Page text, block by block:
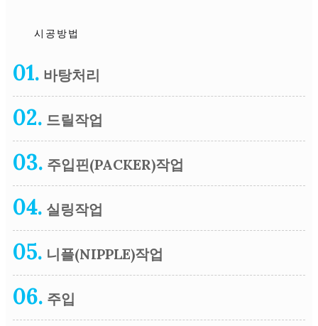
시공방법
01. 바탕처리
02. 드릴작업
03. 주입핀(PACKER)작업
04. 실링작업
05. 니플(NIPPLE)작업
06. 주입